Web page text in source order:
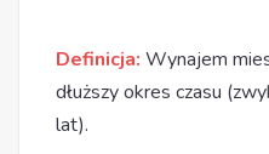
Definicja: Wynajem
dłuższy okres czasu
lat).